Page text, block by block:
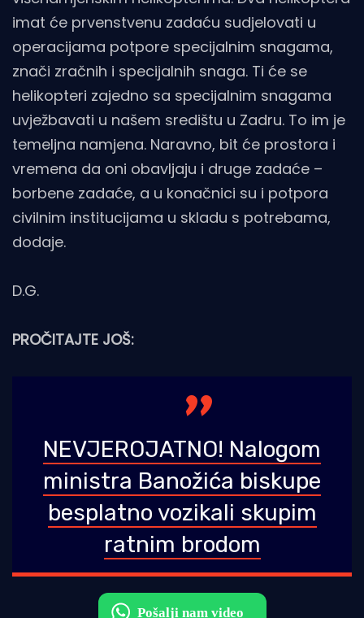
imat će prvenstvenu zadaću sudjelovati u
operacijama potpore specijalnim snagama,
znači zračnih i specijalnih snaga. Ti će se
helikopteri zajedno sa specijalnim snagama
uvježbavati u našem središtu u Zadru. To im je
temeljna namjena. Naravno, bit će prostora i
vremena da oni obavljaju i druge zadaće –
borbene zadaće, a u konačnici su i potpora
civilnim institucijama u skladu s potrebama,
dodaje.
D.G.
PROČITAJTE JOŠ:
NEVJEROJATNO! Nalogom
ministra Banožića biskupe
besplatno vozikali skupim
ratnim brodom